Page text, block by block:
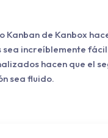
Kanban de Kanbox
increíblemente
hacen que el
sea fluido.